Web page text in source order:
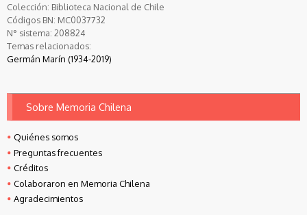
Colección: Biblioteca Nacional de Chile
Códigos BN: MC0037732
N° sistema: 208824
Temas relacionados:
Germán Marín (1934-2019)
Sobre Memoria Chilena
Quiénes somos
Preguntas frecuentes
Créditos
Colaboraron en Memoria Chilena
Agradecimientos